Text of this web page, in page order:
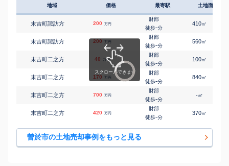
地域 価格 最寄駅 土地面積
末吉町諏訪方 200 万円
財部
徒歩-分
410㎡
末吉町諏訪方 200 万円
財部
徒歩-分
560㎡
末吉町二之方 40 万円
財部
徒歩-分
100㎡
末吉町二之方 170 万円
財部
徒歩-分
840㎡
末吉町二之方 700 万円
財部
徒歩-分
-㎡
末吉町二之方 420 万円
財部
徒歩-分
370㎡
曽於市の土地売却事例をもっと見る